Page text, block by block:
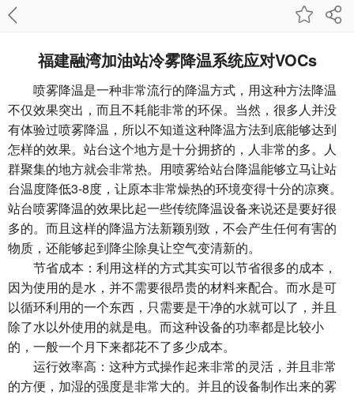
福建融湾加油站冷雾降温系统应对VOCs
喷雾降温是一种非常流行的降温方式，用这种方法降温
不仅效果突出，而且不耗能非常的环保。当然，很多人并没
有体验过喷雾降温，所以不知道这种降温方法到底能够达到
怎样的效果。站台这个地方是十分拥挤的，人非常的多。人
群聚集的地方就会非常热。用喷雾给站台降温能够立马让站
台温度降低3-8度，让原本非常燥热的环境变得十分的凉爽。
站台喷雾降温的效果比起一些传统降温设备来说还是要好很
多的。而且这样的降温方法新颖别致，不会产生任何有害的
物质，还能够起到降尘除臭让空气变清新的。
节省成本：利用这样的方式其实可以节省很多的成本，
因为使用的是水，并不需要很昂贵的材料来配合。而水是可
以循环利用的一个东西，只需要是干净的水就可以了，并且
除了水以外使用的就是电。而这种设备的功率都是比较小
的，一般一个月下来都花不了多少成本。
运行效率高：这种方式操作起来非常的灵活，并且非常
的方便，加湿的强度是非常大的。并且的设备制作出来的雾